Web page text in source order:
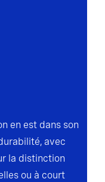
en est dans son
avec
la distinction
ou à court